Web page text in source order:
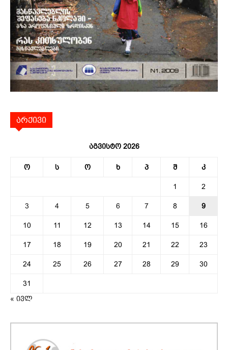
არქივი
აგვისტო 2026
ო ს ო ხ პ შ კ
1 2
3 4 5 6 7 8 9
10 11 12 13 14 15 16
17 18 19 20 21 22 23
24 25 26 27 28 29 30
31
« ივლ